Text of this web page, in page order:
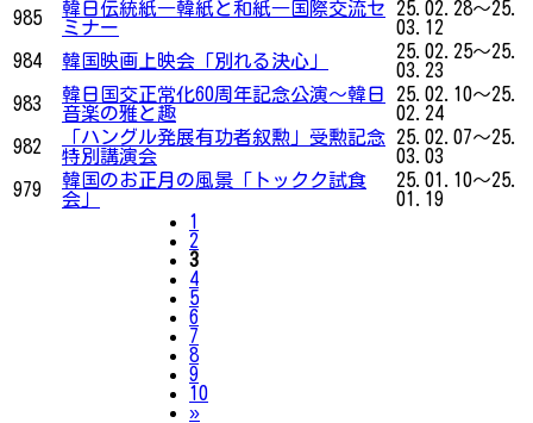
985
韓日伝統紙―韓紙と和紙―国際交流セ
ミナー
25.02.28～25.
03.12
984
韓国映画上映会「別れる決心」
25.02.25～25.
03.23
983
韓日国交正常化60周年記念公演〜韓日
音楽の雅と趣
25.02.10～25.
02.24
982
「ハングル発展有功者叙勲」受勲記念
特別講演会
25.02.07～25.
03.03
979
韓国のお正月の風景「トックク試食
会」
25.01.10～25.
01.19
1
2
3
4
5
6
7
8
9
10
»Next